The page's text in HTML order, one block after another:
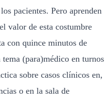
pacientes. Pero aprenden
valor de esta costumbre
con quince minutos de
tema (para)médico en turnos
sobre casos clínicos en,
o en la sala de